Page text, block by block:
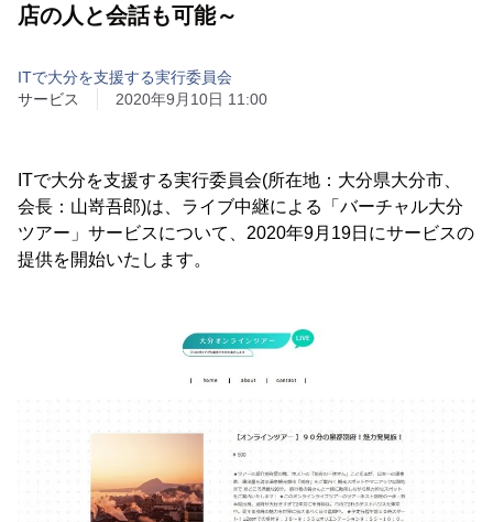
店の人と会話も可能～
ITで大分を支援する実行委員会
サービス
2020年9月10日 11:00
ITで大分を支援する実行委員会(所在地：大分県大分市、
会長：山嵜吾郎)は、ライブ中継による「バーチャル大分
ツアー」サービスについて、2020年9月19日にサービスの
提供を開始いたします。